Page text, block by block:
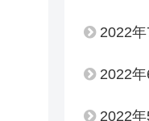
2022年
2022年
2022年